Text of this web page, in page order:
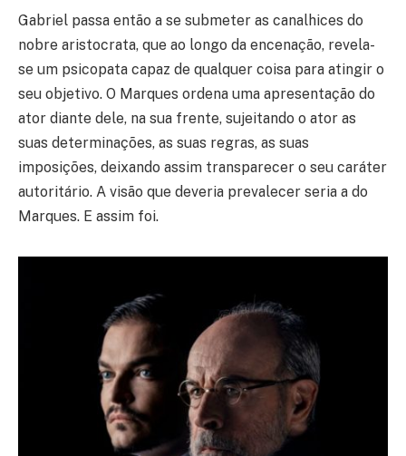
Gabriel passa então a se submeter as canalhices do
nobre aristocrata, que ao longo da encenação, revela-
se um psicopata capaz de qualquer coisa para atingir o
seu objetivo. O Marques ordena uma apresentação do
ator diante dele, na sua frente, sujeitando o ator as
suas determinações, as suas regras, as suas
imposições, deixando assim transparecer o seu caráter
autoritário. A visão que deveria prevalecer seria a do
Marques. E assim foi.